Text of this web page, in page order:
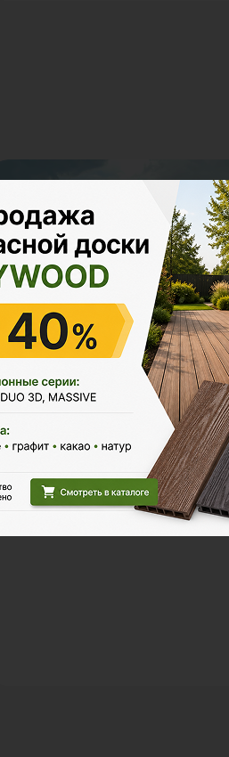
Настил у каркасного бассейна
Проект по обустройству
каркасного бассейна в частном